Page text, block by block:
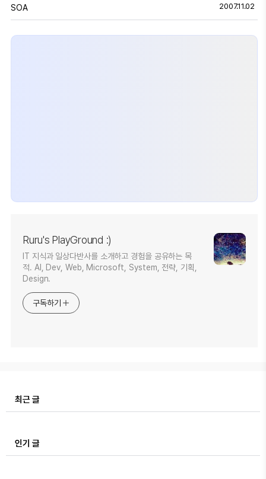
SOA 2007.11.02
Ruru's PlayGround :)
IT 지식과 일상다반사를 소개하고 경험을 공유하는 목
적. AI, Dev, Web, Microsoft, System, 전략, 기획,
Design.
구독하기
최근 글
인기 글